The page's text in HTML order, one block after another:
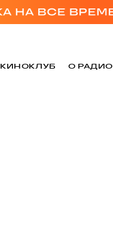
КИНОКЛУБ О РАДИО